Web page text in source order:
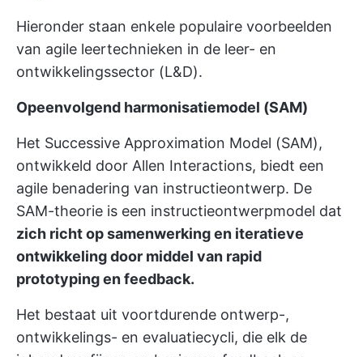
Hieronder staan enkele populaire voorbeelden
van agile leertechnieken in de leer- en
ontwikkelingssector (L&D).
Opeenvolgend harmonisatiemodel (SAM)
Het Successive Approximation Model (SAM),
ontwikkeld door Allen Interactions, biedt een
agile benadering van instructieontwerp. De
SAM-theorie is een instructieontwerpmodel dat
zich richt op samenwerking en iteratieve
ontwikkeling door middel van rapid
prototyping en feedback.
Het bestaat uit voortdurende ontwerp-,
ontwikkelings- en evaluatiecycli, die elk de